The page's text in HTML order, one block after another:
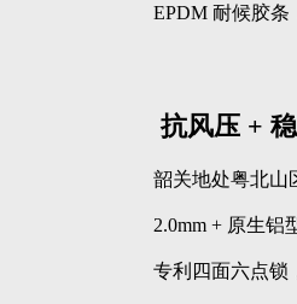
EPDM 耐候胶条
抗风压 +
韶关地处粤北山
2.0mm + 原生铝
专利四面六点锁